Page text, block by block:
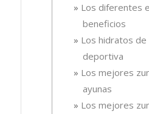
Los diferentes
beneficios
Los hidratos de
deportiva
Los mejores
ayunas
Los mejores